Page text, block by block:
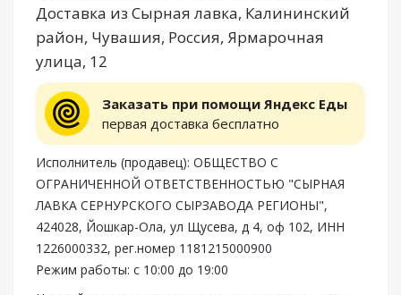
Доставка из Сырная лавка, Калининский
район, Чувашия, Россия, Ярмарочная
улица, 12
Заказать при помощи Яндекс Еды
первая доставка бесплатно
Исполнитель (продавец): ОБЩЕСТВО С
ОГРАНИЧЕННОЙ ОТВЕТСТВЕННОСТЬЮ "СЫРНАЯ
ЛАВКА СЕРНУРСКОГО СЫРЗАВОДА РЕГИОНЫ",
424028, Йошкар-Ола, ул Щусева, д 4, оф 102, ИНН
1226000332, рег.номер 1181215000900
Режим работы: с 10:00 до 19:00